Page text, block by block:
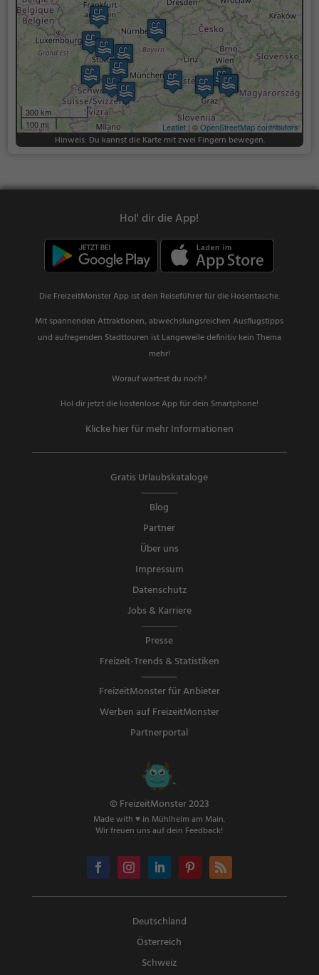
300 km
100 mi
Leaflet | ©OpenStreetMap contributors
Hinweis: Du kannst die Karte mit zwei Fingern bewegen.
Hol' dir die App!
Die FreizeitMonster App ist dein Reiseführer für die Hosentasche.
Mit spannenden Attraktionen, abwechslungsreichen Ausflugstipps
und aufregenden Stadttouren ist Langeweile definitiv kein Thema
mehr!
Worauf wartest du noch?
Hol dir jetzt die kostenlose App für dein Smartphone!
Klicke hier für mehr Informationen
Gratis Urlaubskataloge
Blog
Partner
Über uns
Impressum
Datenschutz
Jobs & Karriere
Presse
Freizeit-Trends & Statistiken
FreizeitMonster für Anbieter
Werben auf FreizeitMonster
Partnerportal
© FreizeitMonster 2023
Made with ♥ in Mühlheim am Main.
Wir freuen uns auf dein Feedback!
Deutschland
Österreich
Schweiz